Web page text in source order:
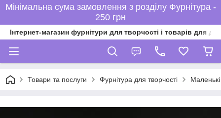
Мінімальна сума замовлення з розділу Фурнітура -
250 грн
Інтернет-магазин фурнітури для творчості і товарів для
Товари та послуги Фурнітура для творчості